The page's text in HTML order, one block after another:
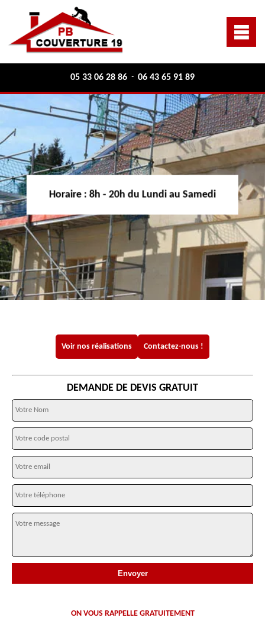
05 33 06 28 86 - 06 43 65 91 89
Horaire : 8h - 20h du Lundi au Samedi
Voir nos réalisations Contactez-nous !
DEMANDE DE DEVIS GRATUIT
ON VOUS RAPPELLE GRATUITEMENT